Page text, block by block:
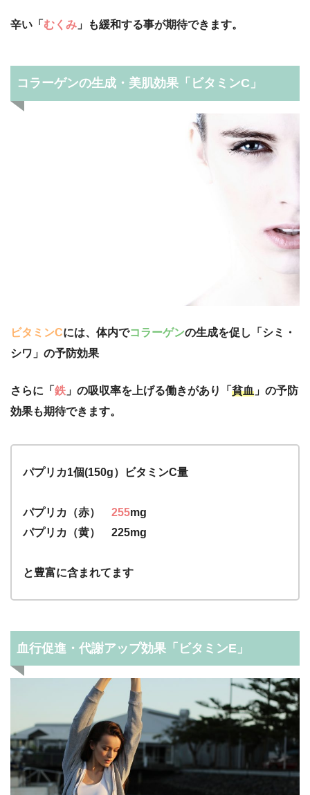
辛い「 むくみ 」も緩和する事が期待できます。
コラーゲンの生成・美肌効果「ビタミンC」
ビタミンCには、体内でコラーゲンの生成を促し「シミ・
シワ」の予防効果
さらに「 鉄 」の吸収率を上げる働きがあり「 貧血 」の予防
効果も期待できます。
パプリカ1個(150g）ビタミンC量
パプリカ（赤） 255mg
パプリカ（黄） 225mg
と豊富に含まれてます
血行促進・代謝アップ効果「ビタミンE」